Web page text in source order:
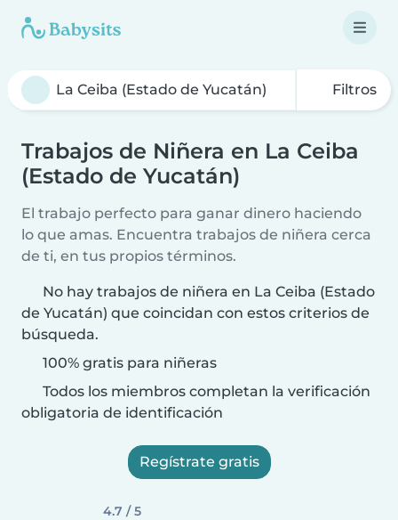
Filtros
Trabajos de Niñera en La Ceiba
(Estado de Yucatán)
El trabajo perfecto para ganar dinero haciendo
lo que amas. Encuentra trabajos de niñera cerca
de ti, en tus propios términos.
No hay trabajos de niñera en La Ceiba (Estado
de Yucatán) que coincidan con estos criterios de
búsqueda.
100% gratis para niñeras
Todos los miembros completan la verificación
obligatoria de identificación
Regístrate gratis
4.7 / 5